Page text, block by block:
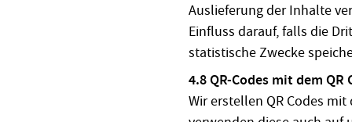
Auslieferung der Inhalte
Einfluss darauf, falls die
statistische Zwecke
4.8 QR-Codes mit dem
Wir erstellen QR Codes